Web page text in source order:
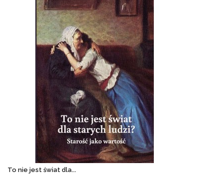
To nie jest świat dla...